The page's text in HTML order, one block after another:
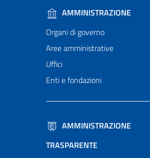
AMMINISTRAZIONE
Organi di governo
Aree amministrative
Uffici
Enti e fondazioni
AMMINISTRAZIONE
TRASPARENTE